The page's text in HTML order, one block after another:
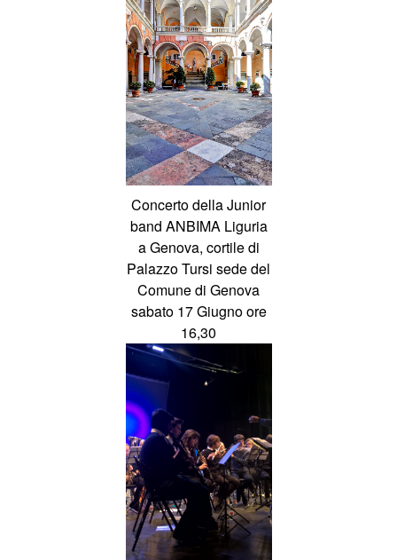
Concerto della Junior
band ANBIMA Liguria
a Genova, cortile di
Palazzo Tursi sede del
Comune di Genova
sabato 17 Giugno ore
16,30